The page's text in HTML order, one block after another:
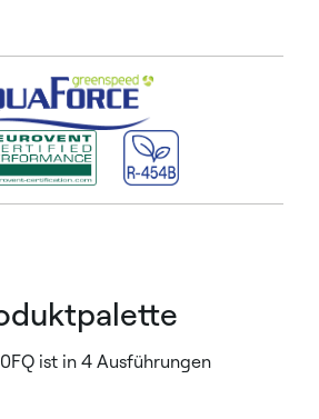
ist in 4 Ausführungen